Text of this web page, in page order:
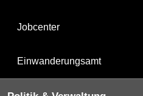
Jobcenter
Einwanderungsamt